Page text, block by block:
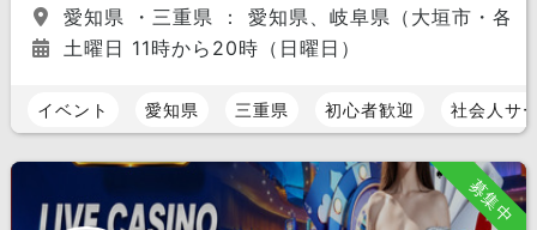
愛知県 ・三重県 ： 愛知県、岐阜県（大垣市・各
土曜日 11時から20時（日曜日）
イベント 愛知県 三重県 初心者歓迎 社会人サ
募集中